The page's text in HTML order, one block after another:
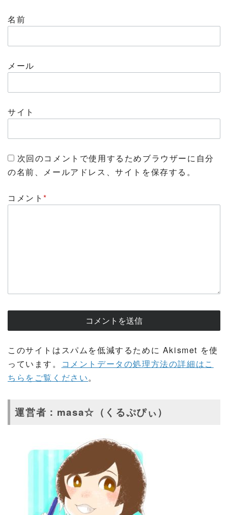
名前
メール
サイト
次回のコメントで使用するためブラウザーに自分
の名前、メールアドレス、サイトを保存する。
コメント*
このサイトはスパムを低減するために Akismet を使
っています。
コメントデータの処理方法の詳細はこ
ちらをご覧ください。
運営者：masa☆（くるぷぴぃ）